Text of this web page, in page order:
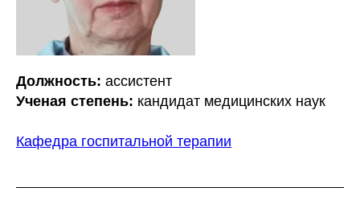
Должность: ассистент
Ученая степень: кандидат медицинских наук
Кафедра госпитальной терапии